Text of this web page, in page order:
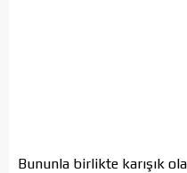
Bununla birlikte karışık